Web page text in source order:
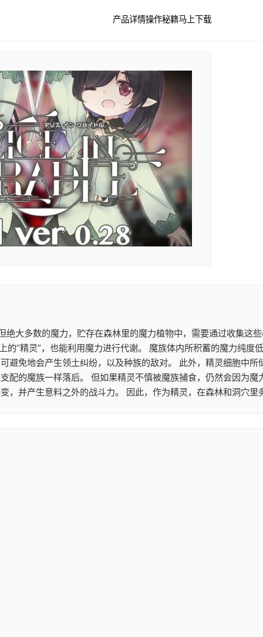
产品详情操作秘籍马上下载
大多数的魔力，贮存在森林里的魔力植物中，需要通过收集这
“精灵”，也能利用魔力进行代谢。 魔族体内所积蓄的魔力纯度
免地会产生领土纠纷，以及种族的敌对。 此外，精灵细胞中
的魔族一样落后。 但如果精灵不慎被魔族捕食，仍然会因为
并产生意料之外的战斗力。 因此，作为精灵，在森林和洞穴里